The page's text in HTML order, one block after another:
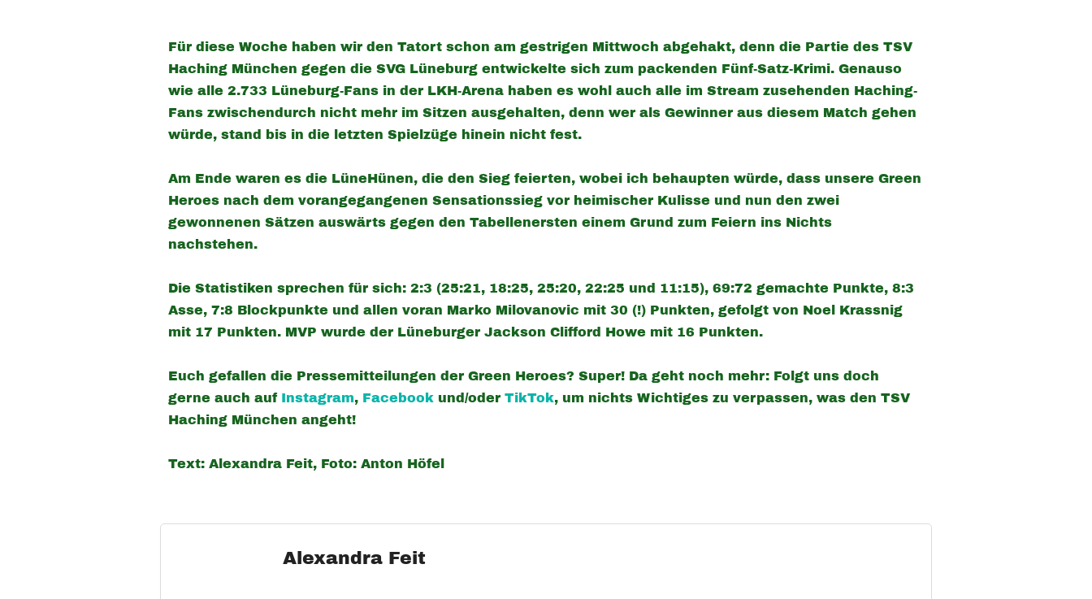
Für diese Woche haben wir den Tatort schon am gestrigen Mittwoch abgehakt, denn die Partie des TSV
Haching München gegen die SVG Lüneburg entwickelte sich zum packenden Fünf-Satz-Krimi. Genauso
wie alle 2.733 Lüneburg-Fans in der LKH-Arena haben es wohl auch alle im Stream zusehenden Haching-
Fans zwischendurch nicht mehr im Sitzen ausgehalten, denn wer als Gewinner aus diesem Match gehen
würde, stand bis in die letzten Spielzüge hinein nicht fest.
Am Ende waren es die LüneHünen, die den Sieg feierten, wobei ich behaupten würde, dass unsere Green
Heroes nach dem vorangegangenen Sensationssieg vor heimischer Kulisse und nun den zwei
gewonnenen Sätzen auswärts gegen den Tabellenersten einem Grund zum Feiern ins Nichts
nachstehen.
Die Statistiken sprechen für sich: 2:3 (25:21, 18:25, 25:20, 22:25 und 11:15), 69:72 gemachte Punkte, 8:3
Asse, 7:8 Blockpunkte und allen voran Marko Milovanovic mit 30 (!) Punkten, gefolgt von Noel Krassnig
mit 17 Punkten. MVP wurde der Lüneburger Jackson Clifford Howe mit 16 Punkten.
Euch gefallen die Pressemitteilungen der Green Heroes? Super! Da geht noch mehr: Folgt uns doch
gerne auch auf Instagram, Facebook und/oder TikTok, um nichts Wichtiges zu verpassen, was den TSV
Haching München angeht!
Text: Alexandra Feit, Foto: Anton Höfel
Alexandra Feit